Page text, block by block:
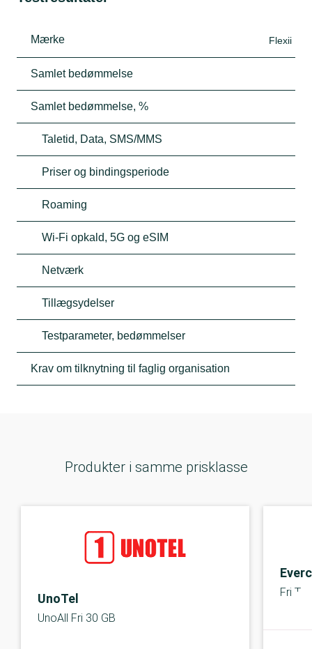
Mærke Flexii
Samlet bedømmelse
Samlet bedømmelse, %
Taletid, Data, SMS/MMS
Priser og bindingsperiode
Roaming
Wi-Fi opkald, 5G og eSIM
Netværk
Tillægsydelser
Testparameter, bedømmelser
Krav om tilknytning til faglig organisation
Produkter i samme prisklasse
UnoTel
UnoAll Fri 30 GB
Fri